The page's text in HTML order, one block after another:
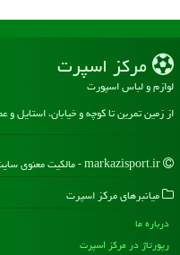
مركز اسپرت
لوازم و لباس اسپورت
از زمین تمرین تا کوچه و خیابان، استایل
میانبرهای مركز اسپرت
درباره ما
رپورتاژ در مركز اسپرت